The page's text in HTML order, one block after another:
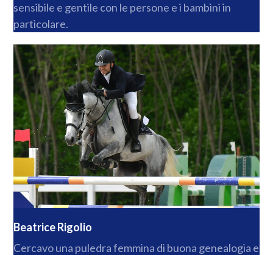
sensibile e gentile con le persone e i bambini in
particolare.
Beatrice Rigolio
Cercavo una puledra femmina di buona genealogia e